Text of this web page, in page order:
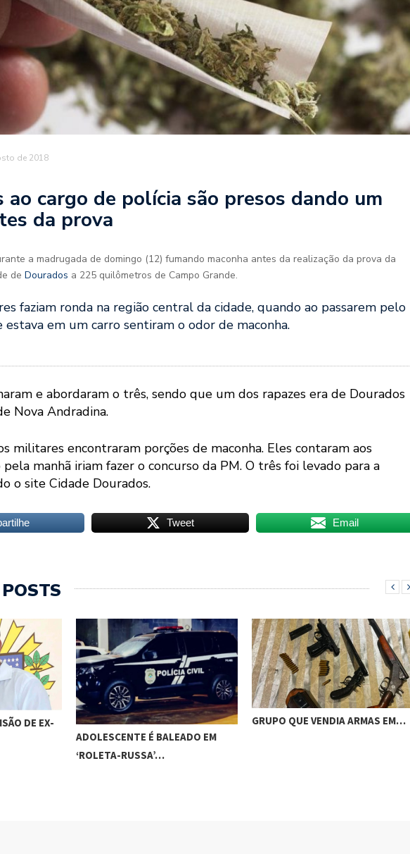
de 2018
ao cargo de polícia são presos dando um
da prova
a madrugada de domingo (12) fumando maconha antes da realização da prova da
de Dourados a 225 quilômetros de Campo Grande.
faziam ronda na região central da cidade, quando ao passarem pelo
em um carro sentiram o odor de maconha.
e abordaram o três, sendo que um dos rapazes era de Dourados
Nova Andradina.
militares encontraram porções de maconha. Eles contaram aos
manhã iriam fazer o concurso da PM. O três foi levado para a
o site Cidade Dourados.
Tweet Email
DE EX-
ADOLESCENTE É BALEADO EM
‘ROLETA-RUSSA’…
GRUPO QUE VENDIA ARMAS EM…